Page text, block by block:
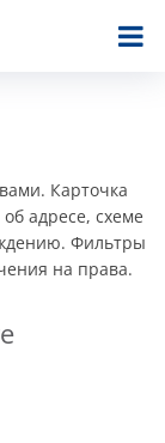
Карточка
адресе, схеме
Фильтры
на права.